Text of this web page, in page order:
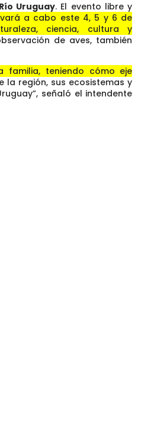
Uruguay. El evento libre y
a cabo este 4, 5 y 6 de
ciencia, cultura y
de aves, también
familia, teniendo cómo eje
la región, sus ecosistemas y
señaló el intendente